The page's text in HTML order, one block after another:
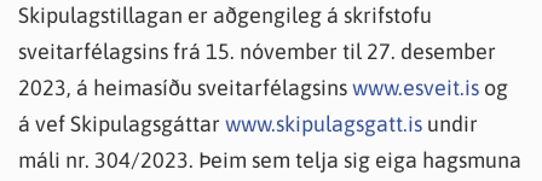
Skipulagstillagan er aðgengileg á skrifstofu
sveitarfélagsins frá 15. nóvember til 27. desember
2023, á heimasíðu sveitarfélagsinswww.esveit.is og
á vef Skipulagsgáttarwww.skipulagsgatt.is undir
máli nr. 304/2023. Þeim sem telja sig eiga hagsmuna